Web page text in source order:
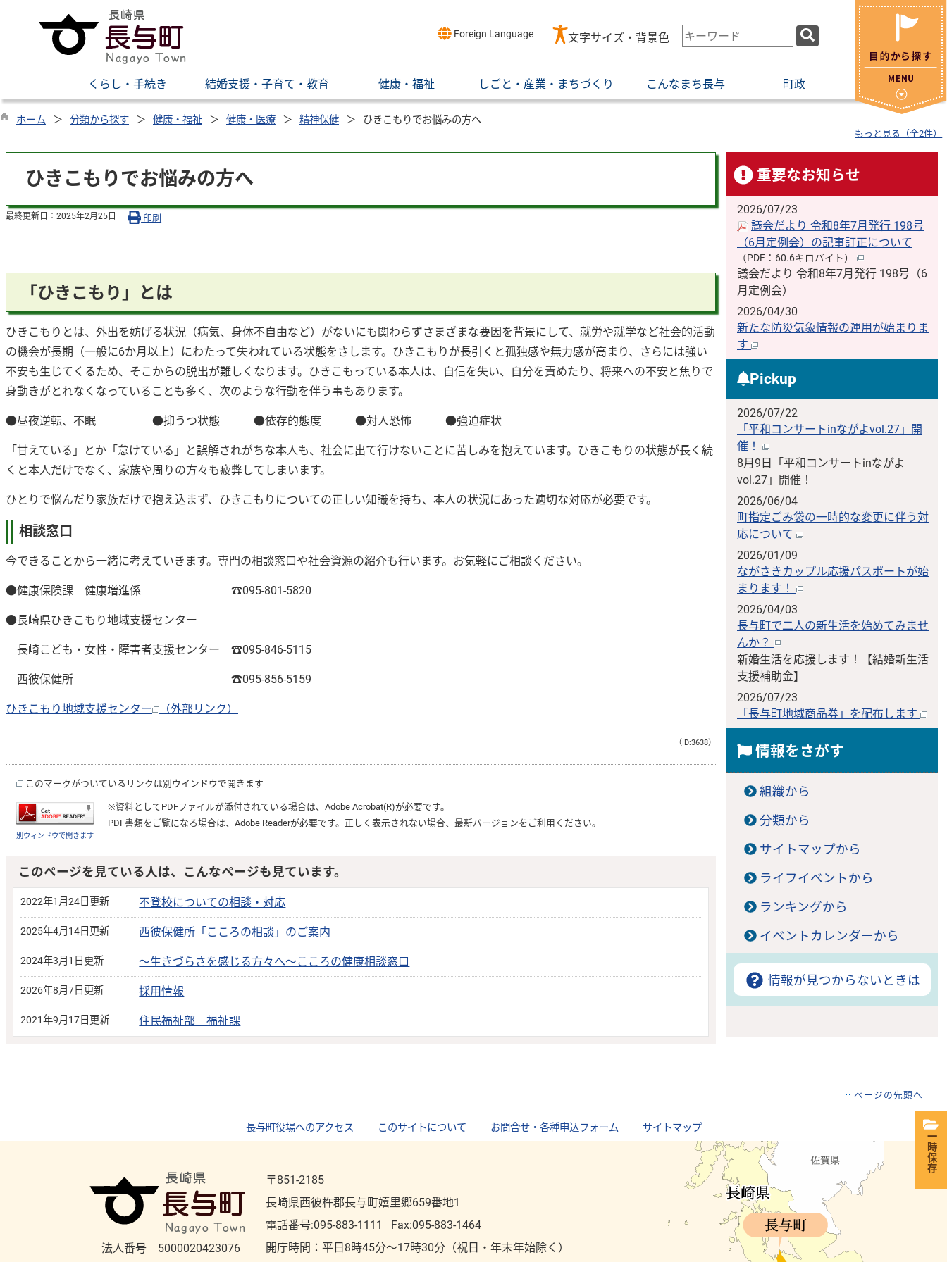
Foreign Language 文字サイズ・背景色
検
索
ー
ワ
くらし・手続き 結婚支援・子育て・教育 健康・福祉 しごと・産業・まちづくり こんなまち長与 町政
ホーム 分類から探す 健康・福祉 健康・医療 精神保健 ひきこもりでお悩みの方へ
もっと見る（全2件）
ひきこもりでお悩みの方へ
最終更新日： 2025年2月25日 印刷
「ひきこもり」とは
ひきこもりとは、外出を妨げる状況（病気、身体不自由など）がないにも関わらずさまざまな要因を背景にして、就労や就学など社会的活動
の機会が長期（一般に6か月以上）にわたって失われている状態をさします。ひきこもりが長引くと孤独感や無力感が高まり、さらには強い
不安も生じてくるため、そこからの脱出が難しくなります。ひきこもっている本人は、自信を失い、自分を責めたり、将来への不安と焦りで
身動きがとれなくなっていることも多く、次のような行動を伴う事もあります。
●昼夜逆転、不眠 ●抑うつ状態 ●依存的態度 ●対人恐怖 ●強迫症状
「甘えている」とか「怠けている」と誤解されがちな本人も、社会に出て行けないことに苦しみを抱えています。ひきこもりの状態が長く続
くと本人だけでなく、家族や周りの方々も疲弊してしまいます。
ひとりで悩んだり家族だけで抱え込まず、ひきこもりについての正しい知識を持ち、本人の状況にあった適切な対応が必要です。
相談窓口
今できることから一緒に考えていきます。専門の相談窓口や社会資源の紹介も行います。お気軽にご相談ください。
●健康保険課 健康増進係 ☎095-801-5820
●長崎県ひきこもり地域支援センター
長崎こども・女性・障害者支援センター ☎095-846-5115
西彼保健所 ☎095-856-5159
ひきこもり地域支援センター （外部リンク）
（ID:3638）
このマークがついているリンクは別ウインドウで開きます
別ウィンドウで開きます
※資料としてPDFファイルが添付されている場合は、 Adobe Acrobat(R)が必要です。
PDF書類をご覧になる場合は、 Adobe Readerが必要です。正しく表示されない場合、最新バージョンをご利用ください。
このページを見ている人は、こんなページも見ています。
2022年1月24日更新 不登校についての相談・対応
2025年4月14日更新 西彼保健所「こころの相談」のご案内
2024年3月1日更新 ～生きづらさを感じる方々へ～こころの健康相談窓口
2026年8月7日更新 採用情報
2021年9月17日更新 住民福祉部 福祉課
重要なお知らせ
2026/07/23
議会だより 令和8年7月発行 198号
（6月定例会）の記事訂正について
（PDF：60.6キロバイト）
議会だより 令和8年7月発行 198号（6
月定例会）
2026/04/30
新たな防災気象情報の運用が始まりま
す
Pickup
2026/07/22
「平和コンサートinながよvol.27」開
催！
8月9日「平和コンサートinながよ
vol.27」開催！
2026/06/04
町指定ごみ袋の一時的な変更に伴う対
応について
2026/01/09
ながさきカップル応援パスポートが始
まります！
2026/04/03
長与町で二人の新生活を始めてみませ
んか？
新婚生活を応援します！【結婚新生活
支援補助金】
2026/07/23
「長与町地域商品券」を配布します
情報をさがす
組織から
分類から
サイトマップから
ライフイベントから
ランキングから
イベントカレンダーから
情報が見つからないときは
ページの先頭へ
長与町役場へのアクセス このサイトについて お問合せ・各種申込フォーム サイトマップ
法人番号 5000020423076
〒851-2185
長崎県西彼杵郡長与町嬉里郷659番地1
電話番号:095-883-1111
Fax:095-883-1464
開庁時間：平⽇8時45分～17時30分（祝⽇・年末年始除く）
一時保存